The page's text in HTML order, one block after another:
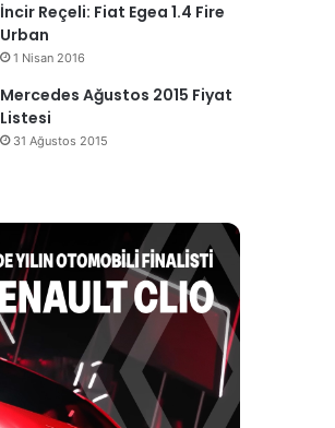
İncir Reçeli: Fiat Egea 1.4 Fire
Urban
1 Nisan 2016
Mercedes Ağustos 2015 Fiyat
Listesi
31 Ağustos 2015